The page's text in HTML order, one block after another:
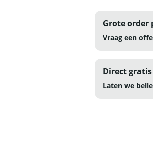
Grote order
Vraag een
Direct
Laten we